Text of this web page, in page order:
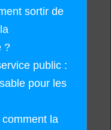
sortir de
?
public :
pour les
la